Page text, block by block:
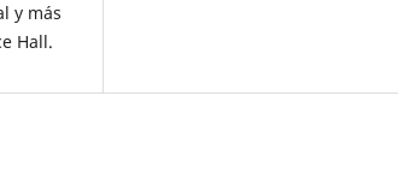
y más
Hall.